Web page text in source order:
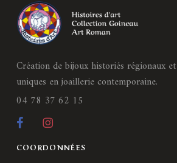
Création de bijoux historiés régionaux
uniques en joaillerie contemporaine.
04 78 37 62 15
COORDONNÉES